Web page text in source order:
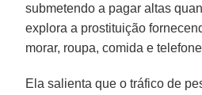
submetendo a pagar altas
explora a prostituição
morar, roupa, comida e
Ela salienta que o tráfico de